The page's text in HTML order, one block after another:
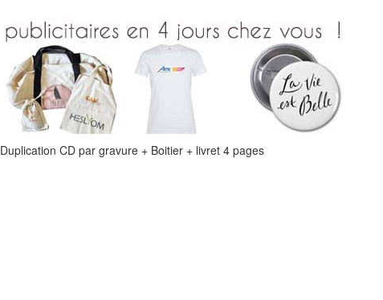
Duplication CD par gravure + Boitier + livret 4 pages